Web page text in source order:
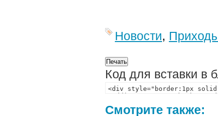
Новости,
Код для вставки в
Смотрите также: